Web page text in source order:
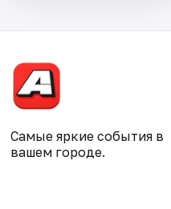
Самые яркие события в
вашем городе.